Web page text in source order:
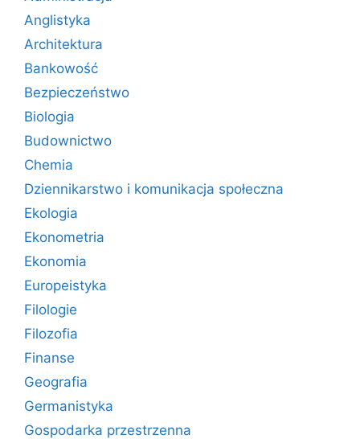
Anglistyka
Architektura
Bankowość
Bezpieczeństwo
Biologia
Budownictwo
Chemia
Dziennikarstwo i komunikacja społeczna
Ekologia
Ekonometria
Ekonomia
Europeistyka
Filologie
Filozofia
Finanse
Geografia
Germanistyka
Gospodarka przestrzenna